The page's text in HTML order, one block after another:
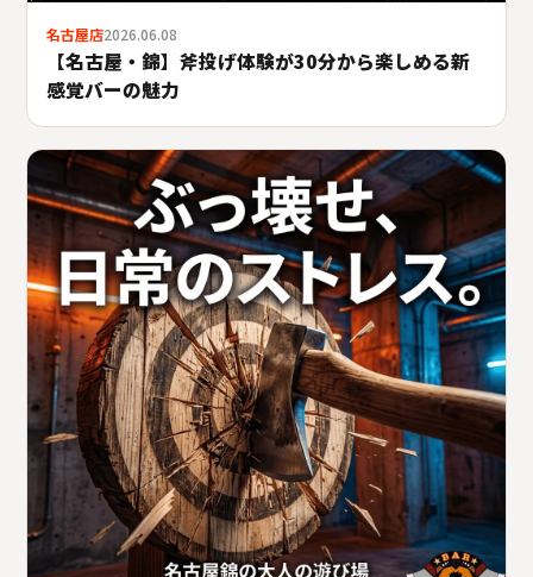
名古屋店2026.06.08
【名古屋・錦】斧投げ体験が30分から楽しめる新
感覚バーの魅力